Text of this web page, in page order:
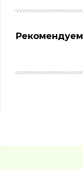
Рекомендуем